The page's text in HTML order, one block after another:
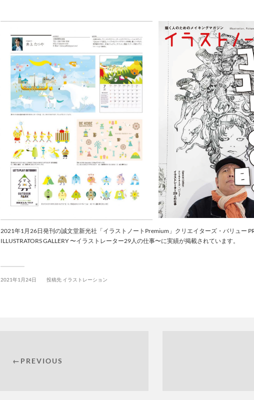
2021年1月26日発刊の誠文堂新光社「イラストノートPremium」クリエイターズ・バリュー
ILLUSTRATORS GALLERY 〜イラストレーター29人の仕事〜に実績が掲載されています。
2021年1月24日 投稿先 イラストレーション
←PREVIOUS